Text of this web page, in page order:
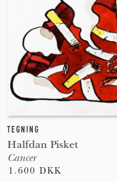
TEGNING
Halfdan Pisket
Cancer
1.600 DKK